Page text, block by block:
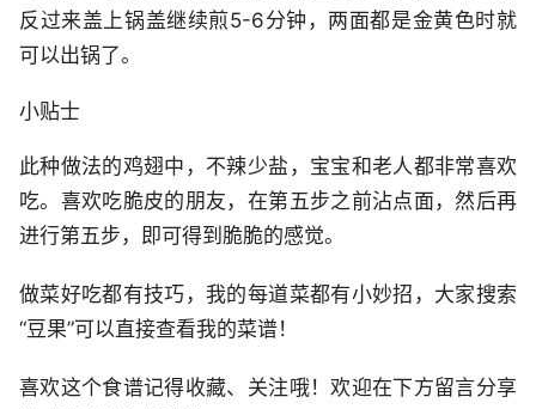
反过来盖上锅盖继续煎5-6分钟，两面都是金黄色时就
可以出锅了。
小贴士
此种做法的鸡翅中，不辣少盐，宝宝和老人都非常喜欢
吃。喜欢吃脆皮的朋友，在第五步之前沾点面，然后再
进行第五步，即可得到脆脆的感觉。
做菜好吃都有技巧，我的每道菜都有小妙招，大家搜索
“豆果”可以直接查看我的菜谱！
喜欢这个食谱记得收藏、关注哦！欢迎在下方留言分享